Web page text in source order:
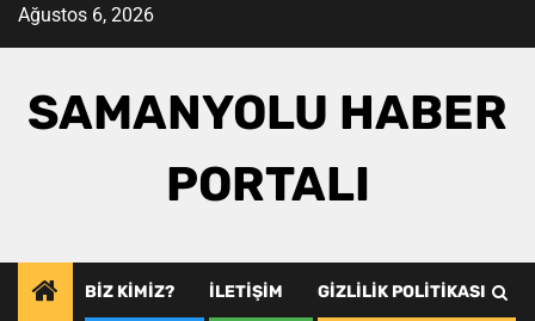
SkipAğustos 6, 2026
SAMANYOLU HABER
PORTALI
BIZ KIMIZ? İLETIŞIM GIZLILIK POLITIKASI